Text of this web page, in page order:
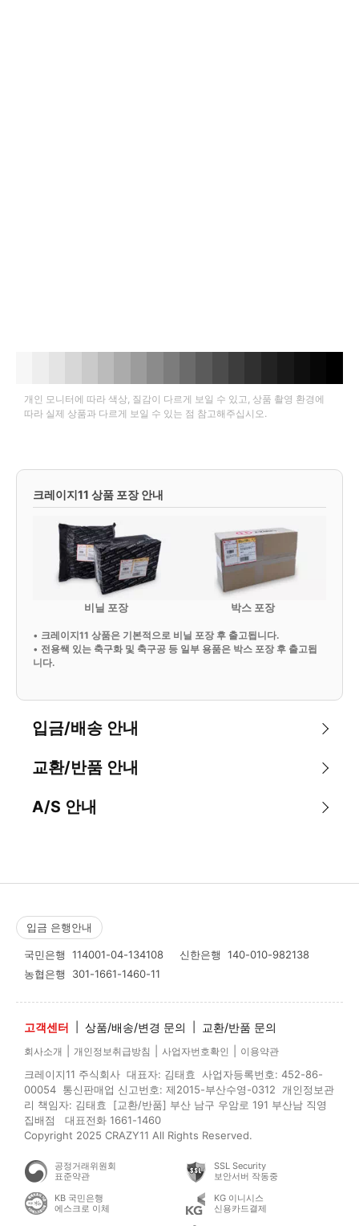
개인 모니터에 따라 색상, 질감이 다르게 보일 수 있고, 상품 촬영 환경에
따라 실제 상품과 다르게 보일 수 있는 점 참고해주십시오.
크레이지11 상품 포장 안내
비닐 포장 박스 포장
• 크레이지11 상품은 기본적으로 비닐 포장 후 출고됩니다.
• 전용쌕 있는 축구화 및 축구공 등 일부 용품은 박스 포장 후 출고됩
니다.
입금/배송 안내
교환/반품 안내
A/S 안내
입금 은행안내
국민은행 114001-04-134108 신한은행 140-010-982138
농협은행 301-1661-1460-11
고객센터 상품/배송/변경 문의 교환/반품 문의
회사소개 개인정보취급방침 사업자번호확인 이용약관
크레이지11 주식회사 대표자: 김태효 사업자등록번호: 452-86-
00054 통신판매업 신고번호: 제2015-부산수영-0312 개인정보관
리 책임자: 김태효 [교환/반품] 부산 남구 우암로 191 부산남 직영
집배점 대표전화 1661-1460
Copyright 2025 CRAZY11 All Rights Reserved.
공정거래위원회
표준약관
SSL Security
보안서버 작동중
KB 국민은행
에스크로 이체
KG 이니시스
신용카드결제